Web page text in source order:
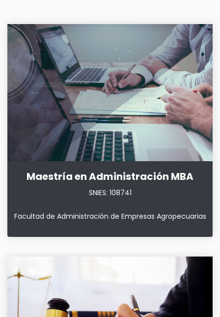
Maestría en Administración MBA
SNIES: 108741
Facultad de Administración de Empresas Agropecuarias